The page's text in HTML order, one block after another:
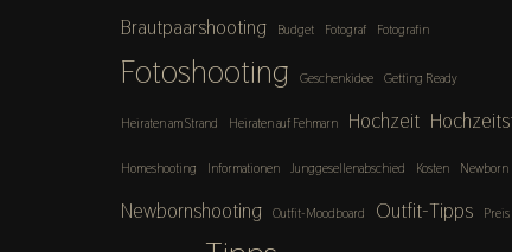
Brautpaarshooting Budget Fotograf Fotografin
Fotoshooting Geschenkidee Getting Ready
Heiraten am Strand Heiraten auf Fehmarn Hochzeit
Homeshooting Informationen Junggesellenabschied Kosten Newborn
Newbornshooting Outfit-Moodboard Outfit-Tipps Preis